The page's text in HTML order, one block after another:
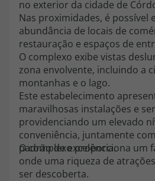
topatlantico@topatlantico.com
no exterior da cidade de
Nas proximidades, é possível
abundância de locais de
restauração e espaços de
O complexo exibe vistas
zona envolvente, incluindo a
montanhas e o lago.
Este estabelecimento
maravilhosas instalações e
providenciando um elevado
conveniência, juntamente
padrão de excelência.
O complexo proporciona um
onde uma riqueza de
ser descoberta.